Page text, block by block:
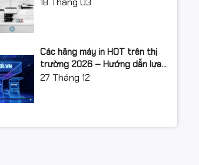
Các hãng máy in HOT trên thị
trường 2026 – Hướng dẫn lựa
chọn và so sánh chi tiết
27 Tháng 12